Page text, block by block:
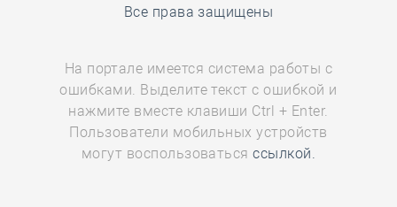
Все права защищены
На портале имеется система работы с
ошибками. Выделите текст с ошибкой и
нажмите вместе клавиши Ctrl + Enter.
Пользователи мобильных устройств
могут воспользоватьсяссылкой.